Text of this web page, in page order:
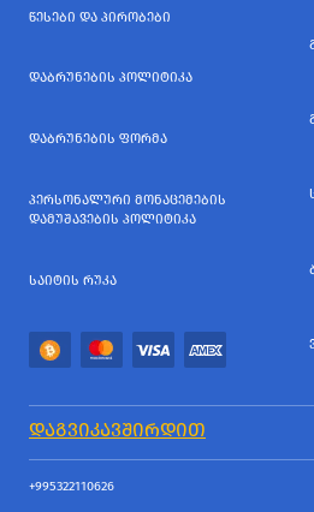
ᲬᲔᲡᲔᲑᲘ ᲓᲐ ᲞᲘᲠᲝᲑᲔᲑᲘ
ᲓᲐᲑᲠᲣᲜᲔᲑᲘᲡ ᲞᲝᲚᲘᲢᲘᲙᲐ
ᲓᲐᲑᲠᲣᲜᲔᲑᲘᲡ ᲤᲝᲠᲛᲐ
ᲞᲔᲠᲡᲝᲜᲐᲚᲣᲠᲘ ᲛᲝᲜᲐᲪᲔᲛᲔᲑᲘᲡ
ᲓᲐᲛᲣᲨᲐᲕᲔᲑᲘᲡ ᲞᲝᲚᲘᲢᲘᲙᲐ
ᲡᲐᲘᲢᲘᲡ ᲠᲣᲙᲐ
ᲓᲐᲒᲕᲘᲙᲐᲕᲨᲘᲠᲓᲘᲗ
+995322110626